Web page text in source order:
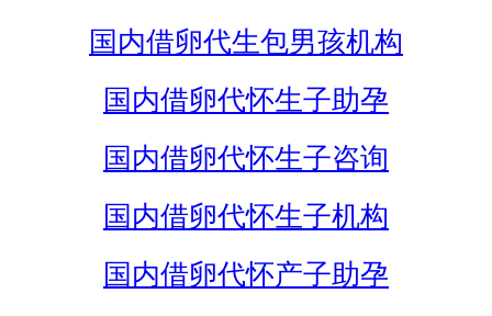
国内借卵代生包男孩机构
国内借卵代怀生子助孕
国内借卵代怀生子咨询
国内借卵代怀生子机构
国内借卵代怀产子助孕